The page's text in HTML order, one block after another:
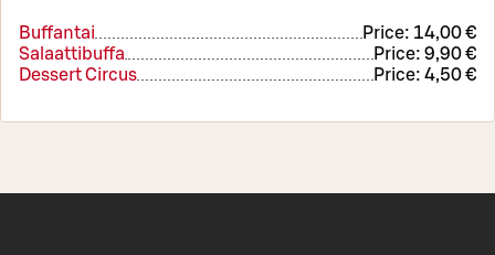
Buffantai Price: 14,00 €
Salaattibuffa
Price: 9,90 €
Dessert Circus
Price: 4,50 €